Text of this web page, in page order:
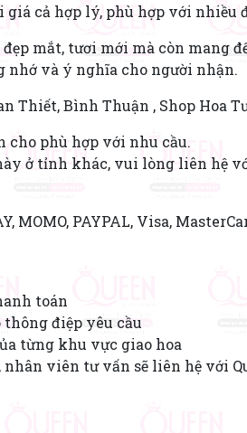
giá cả hợp lý, phù hợp với nhiều
mắt, tươi mới mà còn mang
nhớ và ý nghĩa cho người nhận.
Thiết, Bình Thuận , Shop Hoa
cho phù hợp với nhu cầu.
ở tỉnh khác, vui lòng liên hệ
MOMO, PAYPAL, Visa,
toán
điệp yêu cầu
từng khu vực giao hoa
viên tư vấn sẽ liên hệ với